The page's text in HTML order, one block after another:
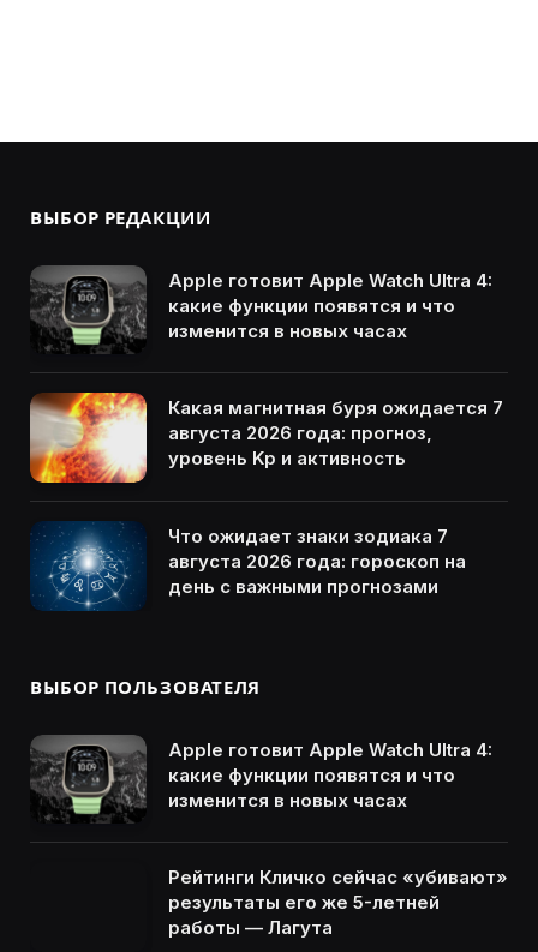
ВЫБОР РЕДАКЦИИ
Apple готовит Apple Watch Ultra 4:
какие функции появятся и что
изменится в новых часах
Какая магнитная буря ожидается 7
августа 2026 года: прогноз,
уровень Kp и активность
Что ожидает знаки зодиака 7
августа 2026 года: гороскоп на
день с важными прогнозами
ВЫБОР ПОЛЬЗОВАТЕЛЯ
Apple готовит Apple Watch Ultra 4:
какие функции появятся и что
изменится в новых часах
Рейтинги Кличко сейчас «убивают»
результаты его же 5-летней
работы — Лагута